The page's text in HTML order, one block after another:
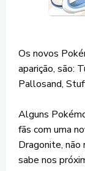
Os novos
aparição, são:
Pallosand,
Alguns
fãs com uma
Dragonite, não
sabe nos